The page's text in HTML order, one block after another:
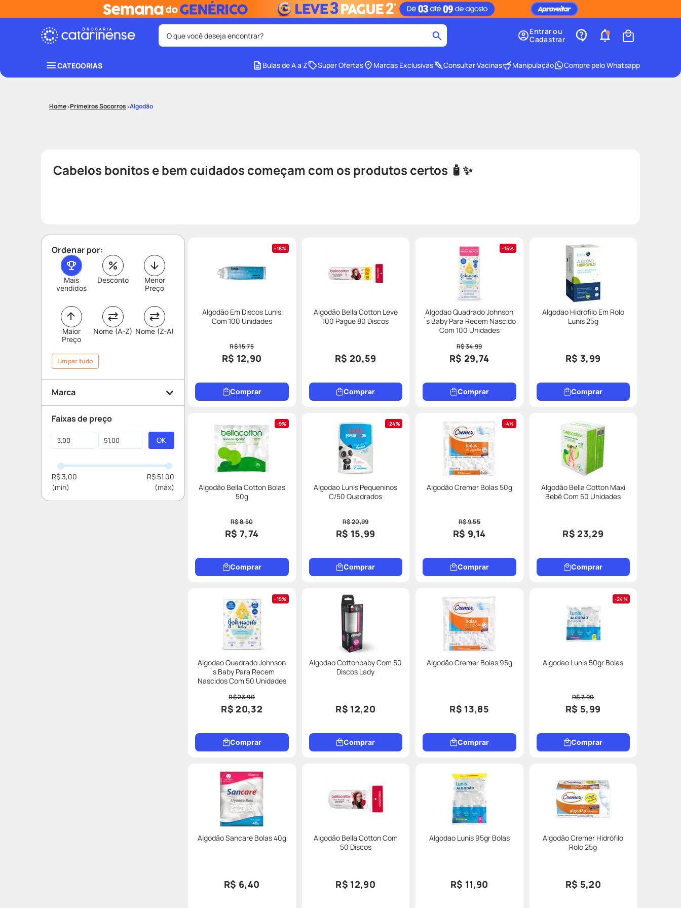
O que você deseja encontrar?
Entrar ou
Cadastrar
CATEGORIAS Bulas de A a Z Super Ofertas Marcas Exclusivas Consultar Vacinas Manipulação Compre pelo Whatsapp
Primeiros Socorros Algodão
Cabelos bonitos e bem cuidados começam com os produtos certos 🧴✨
Ordenar por:
Mais
vendidos
Desconto
Maior
Preço
Menor
Preço
Nome (A-Z) Nome (Z-A)
Marca
Cremer
Lunis
Bella Cotton
Johnson&johnson
Sanfarma
Faixas de preço
R$ 3,00 R$ 51,00
Limpar tudo
18%
Algodão Em Discos Lunis
Com 100 Unidades
R$ 15,75
R$ 12,90
Comprar
Algodão Bella Cotton Leve
100 Pague 80 Discos
R$ 20,59
Comprar
15%
Algodao Quadrado Johnson
´s Baby Para Recem Nascido
Com 100 Unidades
R$ 34,99
R$ 29,74
Comprar
Algodao Hidrofilo Em Rolo
Lunis 25g
R$ 3,99
Comprar
9%
Algodão Bella Cotton Bolas
50g
R$ 8,50
R$ 7,74
Comprar
24%
Algodao Lunis Pequeninos
C/50 Quadrados
R$ 20,99
R$ 15,99
Comprar
4%
Algodão Cremer Bolas 50g
R$ 9,55
R$ 9,14
Comprar
Algodão Bella Cotton Maxi
Bebê Com 50 Unidades
R$ 23,29
Comprar
15%
Algodao Quadrado Johnson
´s Baby Para Recem
Nascidos Com 50 Unidades
R$ 23,90
R$ 20,32
Comprar
Algodao Cottonbaby Com 50
Discos Lady
R$ 12,20
Comprar
Algodão Cremer Bolas 95g
R$ 13,85
Comprar
24%
Algodao Lunis 50gr Bolas
R$ 7,90
R$ 5,99
Comprar
Algodão Sancare Bolas 40g
R$ 6,40
Algodão Bella Cotton Com
50 Discos
R$ 12,90
Algodao Lunis 95gr Bolas
R$ 11,90
Algodão Cremer Hidrófilo
Rolo 25g
R$ 5,20